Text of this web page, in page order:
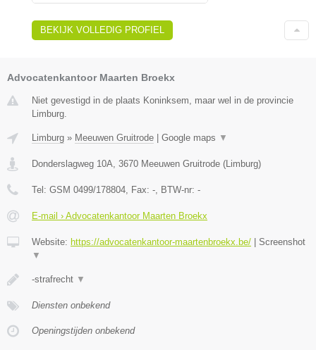
BEKIJK VOLLEDIG PROFIEL
Advocatenkantoor Maarten Broekx
Niet gevestigd in de plaats Koninksem, maar wel in de provincie
Limburg.
Limburg » Meeuwen Gruitrode | Google maps ▼
Donderslagweg 10A 3670 Meeuwen Gruitrode (Limburg)
Tel: GSM 0499/178804 , Fax: - , BTW-nr: -
E-mail › Advocatenkantoor Maarten Broekx
Website: https://advocatenkantoor-maartenbroekx.be/ | Screenshot
▼
-strafrecht ▼
Diensten onbekend
Openingstijden onbekend